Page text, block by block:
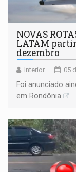
NOVAS
LATAM
dezembro
Interior 05
Foi anunciado
em Rondônia